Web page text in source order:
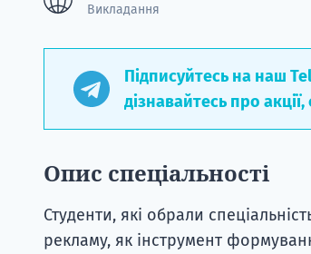
Викладання
Підписуйтесь на наш
дізнавайтесь про
Опис спеціальності
Студенти, які обрали
рекламу, як інструмент